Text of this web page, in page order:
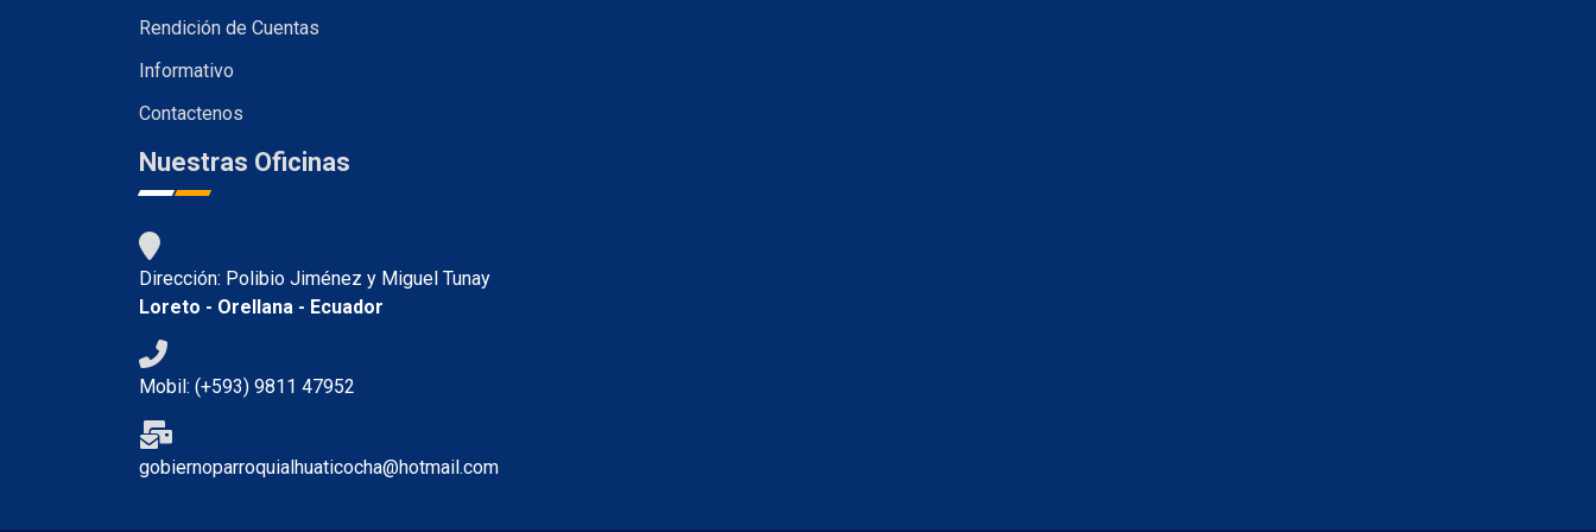
Rendición de Cuentas
Informativo
Contactenos
Nuestras Oficinas
Dirección: Polibio Jiménez y Miguel Tunay
Loreto - Orellana - Ecuador
Mobil: (+593) 9811 47952
gobiernoparroquialhuaticocha@hotmail.com